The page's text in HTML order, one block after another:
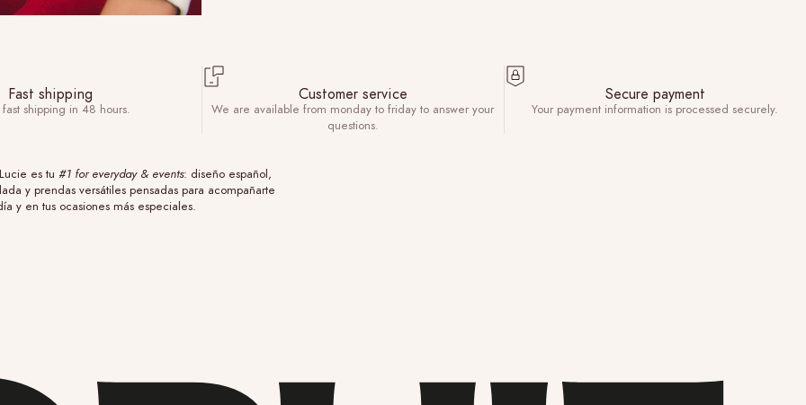
Fast shipping
fast shipping in 48 hours.
Customer service
We are available from monday to friday to answer your
questions.
Secure payment
Your payment information is processed securely.
es tu #1 for everyday & events: diseño español,
y prendas versátiles pensadas para acompañarte
y en tus ocasiones más especiales.